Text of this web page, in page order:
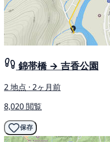
錦帯橋 → 吉香公園
2 地点 · 2ヶ月前
8,020 閲覧
保存